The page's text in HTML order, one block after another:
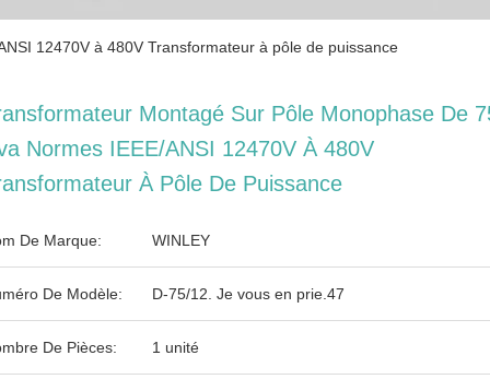
12470V à 480V Transformateur à pôle de puissance
Montagé Sur Pôle Monophase De
Normes IEEE/ANSI 12470V À 480V
À Pôle De Puissance
De Marque: WINLEY
De Modèle: D-75/12. Je vous en prie.47
De Pièces: 1 unité